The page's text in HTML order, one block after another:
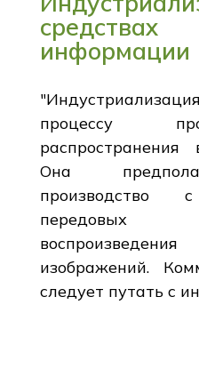
информации
процессу
распространения
Она
производство
передовых
изображений.
следует путать с